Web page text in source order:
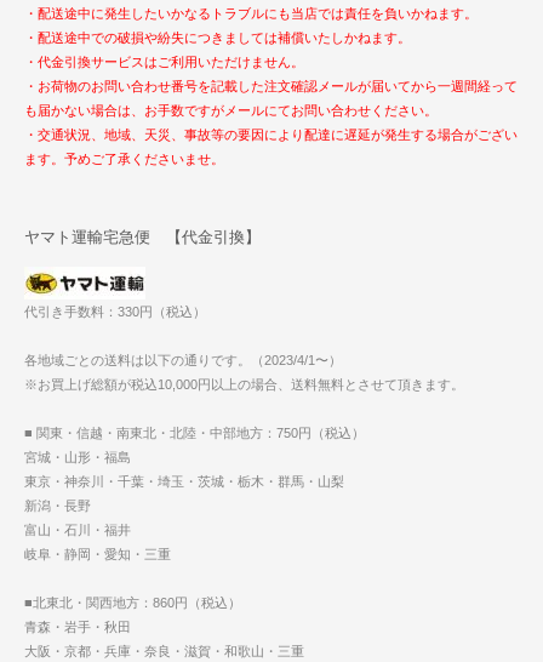
・配送途中に発生したいかなるトラブルにも当店では責任を負いかねます。
・配送途中での破損や紛失につきましては補償いたしかねます。
・代金引換サービスはご利用いただけません。
・お荷物のお問い合わせ番号を記載した注文確認メールが届いてから一週間経って
も届かない場合は、お手数ですがメールにてお問い合わせください。
・交通状況、地域、天災、事故等の要因により配達に遅延が発生する場合がござい
ます。予めご了承くださいませ。
ヤマト運輸宅急便 【代金引換】
代引き手数料：330円（税込）
各地域ごとの送料は以下の通りです。（2023/4/1〜）
※お買上げ総額が税込10,000円以上の場合、送料無料とさせて頂きます。
■ 関東・信越・南東北・北陸・中部地方：750円（税込）
宮城・山形・福島
東京・神奈川・千葉・埼玉・茨城・栃木・群馬・山梨
新潟・長野
富山・石川・福井
岐阜・静岡・愛知・三重
■北東北・関西地方：860円（税込）
青森・岩手・秋田
大阪・京都・兵庫・奈良・滋賀・和歌山・三重